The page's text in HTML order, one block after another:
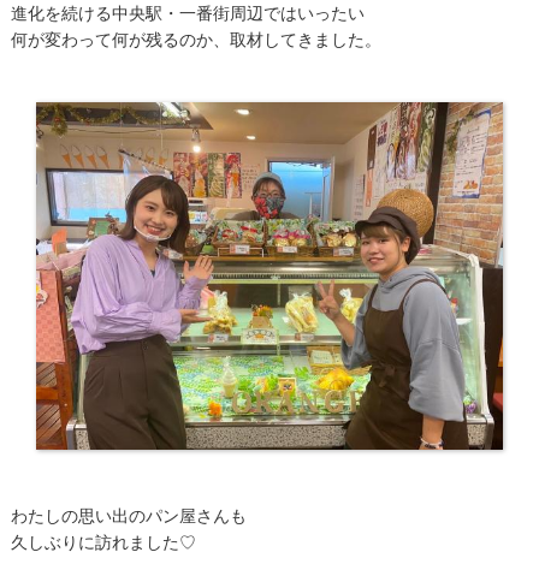
進化を続ける中央駅・一番街周辺ではいったい
何が変わって何が残るのか、取材してきました。
わたしの思い出のパン屋さんも
久しぶりに訪れました♡